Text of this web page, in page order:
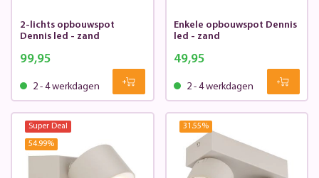
2-lichts opbouwspot
Dennis led - zand
99,95
2 - 4 werkdagen
Enkele opbouwspot Dennis
led - zand
49,95
2 - 4 werkdagen
Super Deal
54.99%
31.55%